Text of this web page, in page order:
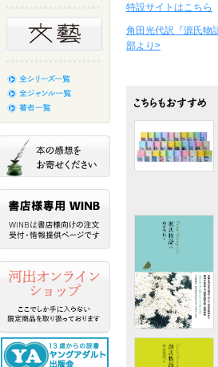
特設サイトはこちら
角田光代訳『源氏物
部より>